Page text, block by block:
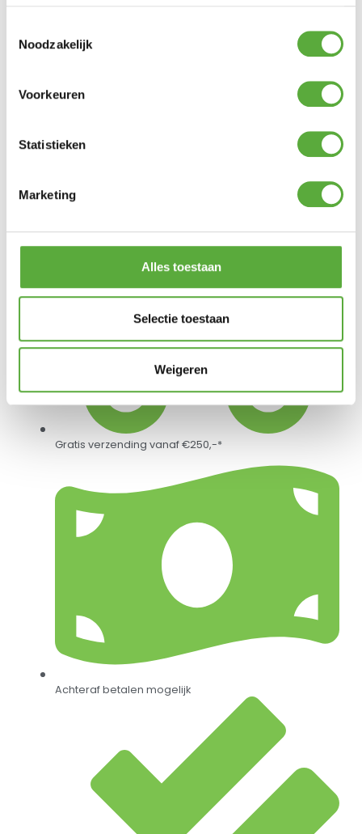
Noodzakelijk
Voorkeuren
Statistieken
Marketing
Alles toestaan
Selectie toestaan
Weigeren
Zit diepte
Gratis verzending vanaf €250,-*
Achteraf betalen mogelijk